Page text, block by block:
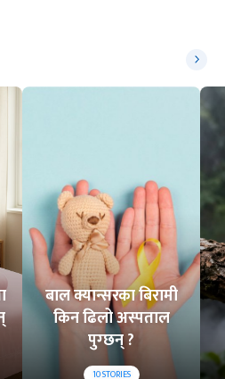
बाल क्यान्सरका बिरामी
किन ढिलो अस्पताल
पुग्छन् ?
10STORIES